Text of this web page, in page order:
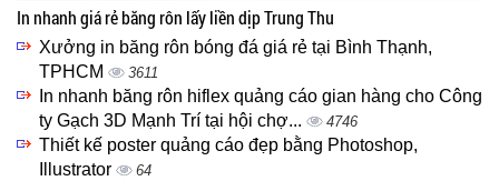
In nhanh giá rẻ băng rôn lấy liền dịp Trung Thu
Xưởng in băng rôn bóng đá giá rẻ tại Bình Thạnh,
TPHCM
3611
In nhanh băng rôn hiflex quảng cáo gian hàng cho Công
ty Gạch 3D Mạnh Trí tại hội chợ...
4746
Thiết kế poster quảng cáo đẹp bằng Photoshop,
Illustrator
64